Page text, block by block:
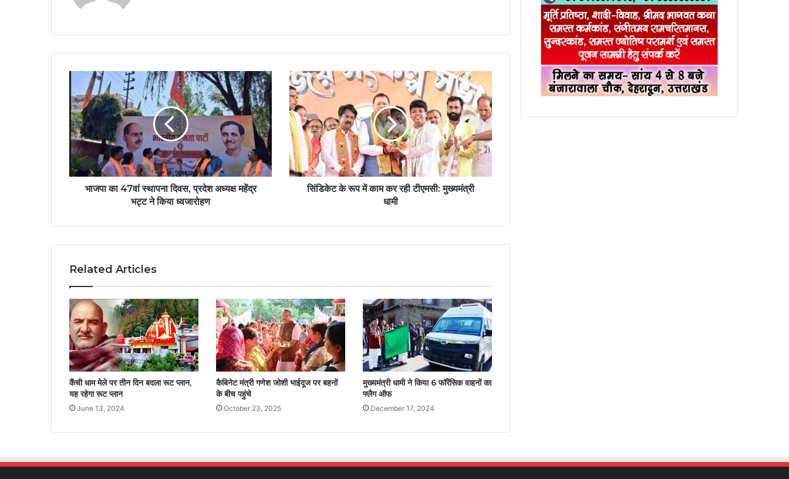
भाजपा का 47वां स्थापना दिवस, प्रदेश अध्यक्ष महेंद्र
भट्ट ने किया ध्वजारोहण
सिंडिकेट के रूप में काम कर रही टीएमसी: मुख्यमंत्री
धामी
Related Articles
कैंची धाम मेले पर तीन दिन बदला रूट प्लान,
यह रहेगा रूट प्लान
June 13, 2024
कैबिनेट मंत्री गणेश जोशी भाईदूज पर बहनों
के बीच पहुंचे
October 23, 2025
मुख्यमंत्री धामी ने किया 6 फॉरेंसिक वाहनों का
फ्लैग ऑफ
December 17, 2024